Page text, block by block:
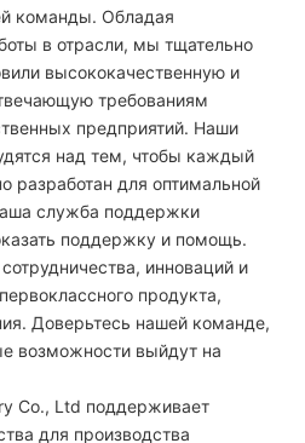
команды. Обладая
в отрасли, мы тщательно
высококачественную и
требованиям
предприятий. Наши
над тем, чтобы каждый
разработан для оптимальной
служба поддержки
поддержку и помощь.
инноваций и
продукта,
Доверьтесь нашей команде,
возможности выйдут на
Co., Ltd поддерживает
для производства